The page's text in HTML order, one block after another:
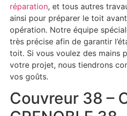
réparation, et tous autres
ainsi pour préparer le toit
opération. Notre équipe
très précise afin de garantir
toit. Si vous voulez des mains
votre projet, nous tiendrons
vos goûts.
Couvreur 38 –